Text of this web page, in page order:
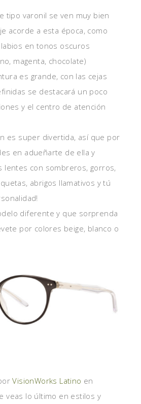
tipo varonil se ven muy bien
acorde a esta época, como
en tonos oscuros
magenta, chocolate)
es grande, con las cejas
se destacará un poco
y el centro de atención
es super divertida, así que por
en adueñarte de ella y
lentes con sombreros, gorros,
abrigos llamativos y tú
diferente y que sorprenda
por colores beige, blanco o
VisionWorks Latino en
veas lo último en estilos y